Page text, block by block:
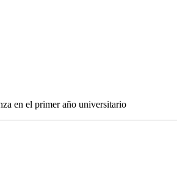
en el primer año universitario